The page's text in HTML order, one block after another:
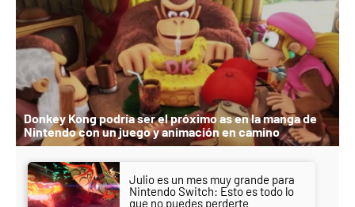
Donkey Kong podría ser el próximo as en la manga de
Nintendo con un juego y animación en camino
Julio es un mes muy grande para
Nintendo Switch: Esto es todo lo
que no puedes perderte